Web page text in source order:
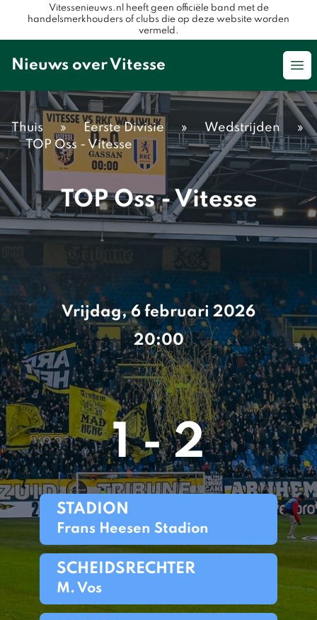
Vitessenieuws.nl heeft geen officiële band met de
handelsmerkhouders of clubs die op deze website worden
vermeld.
Nieuws over Vitesse
Thuis » Eerste Divisie » Wedstrijden
»
TOP Oss - Vitesse
TOP Oss - Vitesse
Vrijdag, 6 februari 2026
20:00
1 - 2
STADION
Frans Heesen Stadion
SCHEIDSRECHTER
M. Vos